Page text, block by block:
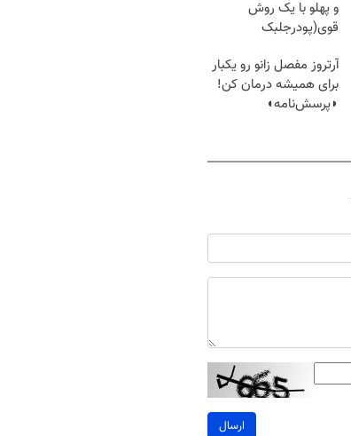
و پهلو با یک روش
قوی(پودرجلبک
آرتروز مفصل زانو رو یکبار
برای همیشه درمان کن!
◗پرسش‌نامه◖
ارسال